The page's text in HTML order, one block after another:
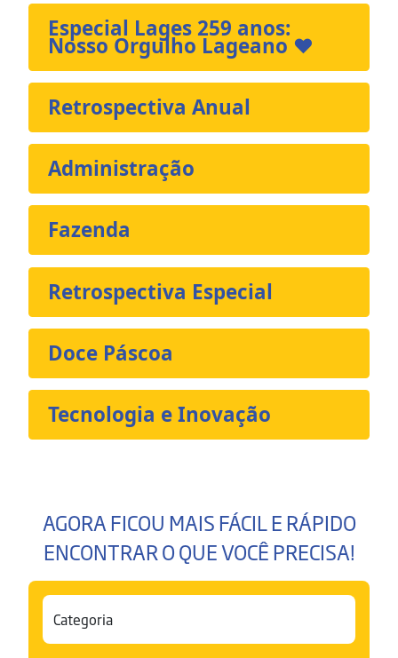
Especial Lages 259 anos:
Nosso Orgulho Lageano ❤️
Retrospectiva Anual
Administração
Fazenda
Retrospectiva Especial
Doce Páscoa
Tecnologia e Inovação
AGORA FICOU MAIS FÁCIL E RÁPIDO
ENCONTRAR O QUE VOCÊ PRECISA!